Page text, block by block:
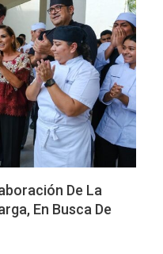
De La
En Busca De